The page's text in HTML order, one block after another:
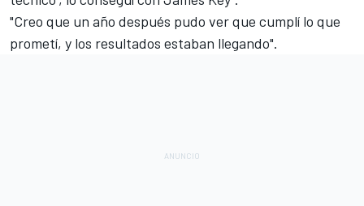
"Creo que un año después pudo ver que cumplí lo que
prometí, y los resultados estaban llegando".